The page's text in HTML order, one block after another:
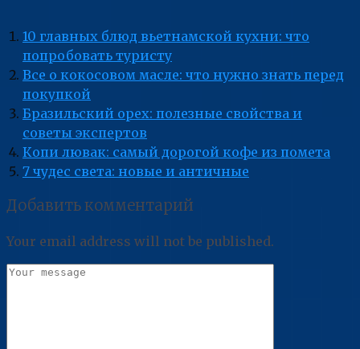
10 главных блюд вьетнамской кухни: что
попробовать туристу
Все о кокосовом масле: что нужно знать перед
покупкой
Бразильский орех: полезные свойства и
советы экспертов
Копи лювак: самый дорогой кофе из помета
7 чудес света: новые и античные
Добавить комментарий
Your email address will not be published.